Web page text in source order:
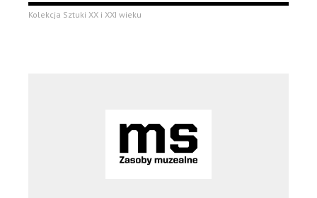
Kolekcja Sztuki XX i XXI wieku